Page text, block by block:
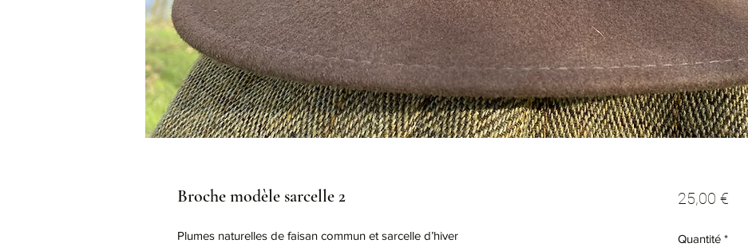
Broche modèle sarcelle 2
Plumes naturelles de faisan commun et sarcelle d’hiver
25,00 €Prix
Quantité *